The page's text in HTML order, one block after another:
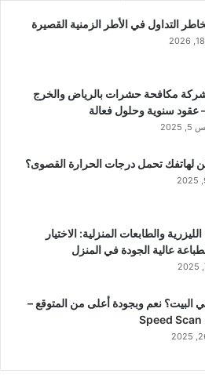
التداول في الأطر الزمنية القصيرة
مكافحة حشرات بالرياض والخرج
لهاتفك تحمل درجات الحرارة القصوى؟
والطابعات المنزلية: الاختيار
عالية الجودة في المنزل
البيت؟ نعم وبجودة أعلى من المتوقع –